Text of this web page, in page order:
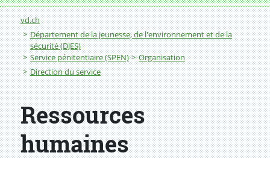
Fil d'Ariane
vd.ch
Département de la jeunesse, de l'environnement et de la
sécurité (DJES)
Service pénitentiaire (SPEN)
Organisation
Direction du service
Ressources
humaines